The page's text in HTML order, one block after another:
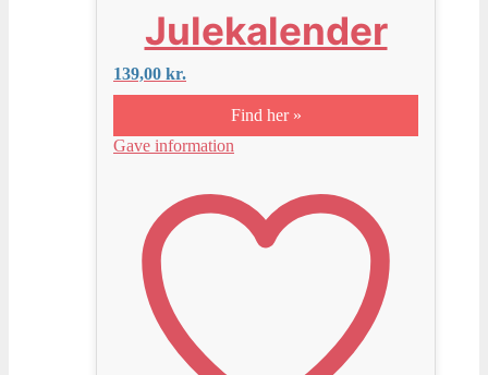
Julekalender
139,00 kr.
Find her »
Gave information